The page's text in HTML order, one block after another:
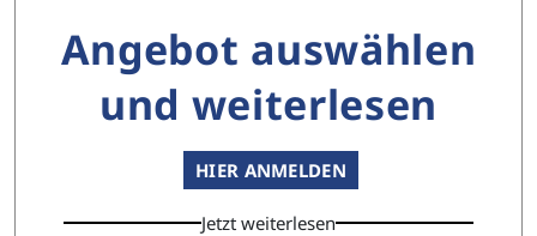
Angebot auswählen
und weiterlesen
HIER ANMELDEN
Jetzt weiterlesen